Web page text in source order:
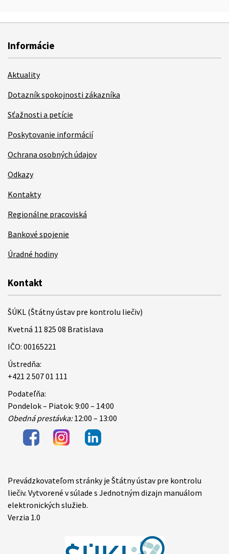
Informácie
Aktuality
Dotazník spokojnosti zákazníka
Sťažnosti a petície
Poskytovanie informácií
Ochrana osobných údajov
Odkazy
Kontakty
Regionálne pracoviská
Bankové spojenie
Úradné hodiny
Kontakt
ŠÚKL (Štátny ústav pre kontrolu liečiv)
Kvetná 11 825 08 Bratislava
IČO: 00165221
Ústredňa:
+421 2 507 01 111
Podateľňa:
Pondelok – Piatok: 9:00 – 14:00
Obedná prestávka:12:00 – 13:00
Items
Prevádzkovateľom stránky je Štátny ústav pre kontrolu
liečiv. Vytvorené v súlade s Jednotným dizajn manuálom
elektronických služieb.
Verzia 1.0